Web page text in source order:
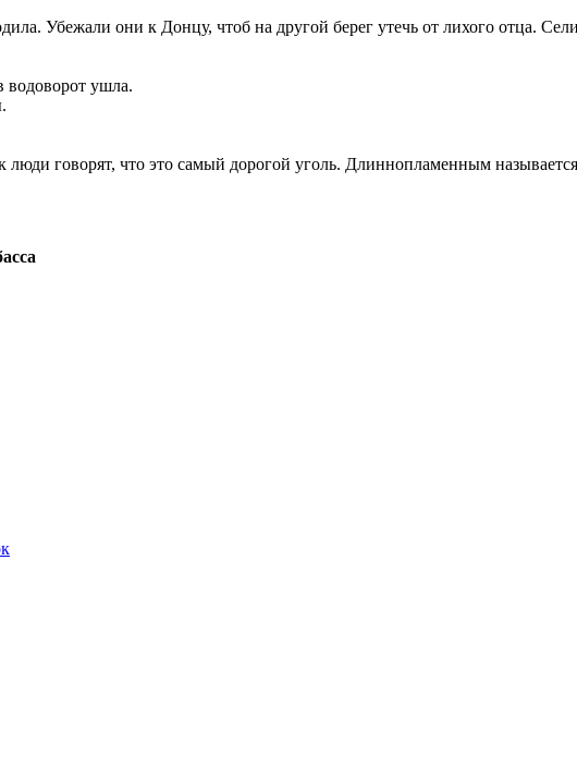
Убежали они к Донцу, чтоб на другой берег утечь от лихого отца.
водоворот ушла.
говорят, что это самый дорогой уголь. Длиннопламенным